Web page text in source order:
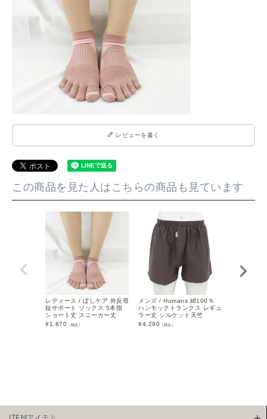
レビューを書く
この商品を見た人はこちらの商品も見ています
レディース / ぼしケア 外反母
趾サポート ソックス 5本指
ショート丈 スニーカー丈
¥1,870 （税込）
メンズ / Humans 綿100％
ハンモックトランクス レギュ
ラー丈 シルケット天竺
¥4,290 （税込）